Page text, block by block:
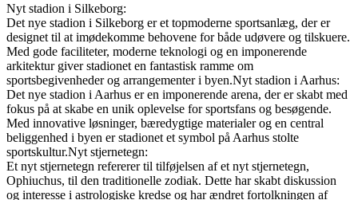
Nyt stadion i Silkeborg:
Det nye stadion i Silkeborg er et topmoderne sportsanlæg, der er
designet til at imødekomme behovene for både udøvere og tilskuere.
Med gode faciliteter, moderne teknologi og en imponerende
arkitektur giver stadionet en fantastisk ramme om
sportsbegivenheder og arrangementer i byen.Nyt stadion i Aarhus:
Det nye stadion i Aarhus er en imponerende arena, der er skabt med
fokus på at skabe en unik oplevelse for sportsfans og besøgende.
Med innovative løsninger, bæredygtige materialer og en central
beliggenhed i byen er stadionet et symbol på Aarhus stolte
sportskultur.Nyt stjernetegn:
Et nyt stjernetegn refererer til tilføjelsen af et nyt stjernetegn,
Ophiuchus, til den traditionelle zodiak. Dette har skabt diskussion
og interesse i astrologiske kredse og har ændret fortolkningen af